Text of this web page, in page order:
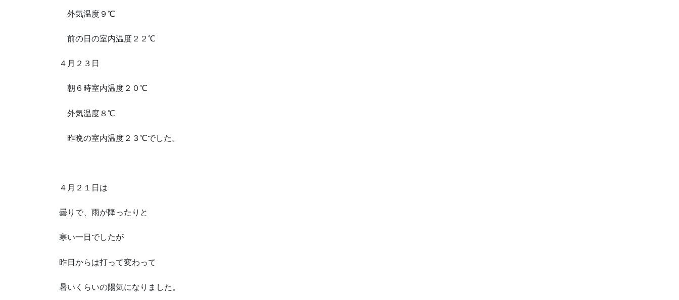
外気温度９℃
前の日の室内温度２２℃
４月２３日
朝６時室内温度２０℃
外気温度８℃
昨晩の室内温度２３℃でした。
４月２１日は
曇りで、雨が降ったりと
寒い一日でしたが
昨日からは打って変わって
暑いくらいの陽気になりました。